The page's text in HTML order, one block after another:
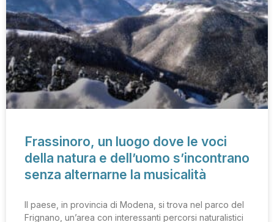
Frassinoro, un luogo dove le voci
della natura e dell’uomo s’incontrano
senza alternarne la musicalità
Il paese, in provincia di Modena, si trova nel parco del
Frignano, un’area con interessanti percorsi naturalistici